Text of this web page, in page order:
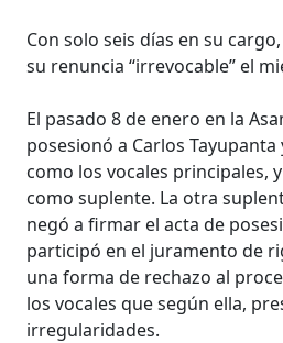
Con solo seis días en su
su renuncia “irrevocable” el
El pasado 8 de enero en la
posesionó a Carlos
como los vocales principales,
como suplente. La otra
negó a firmar el acta de
participó en el juramento de
una forma de rechazo al
los vocales que según ella,
irregularidades.